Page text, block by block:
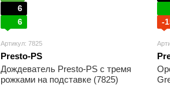
6
6
Артикул: 7825
Presto-PS
Дождеватель Presto-PS с тремя
рожками на подставке (7825)
-